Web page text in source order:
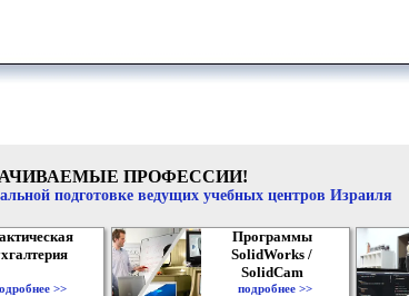
ПРОФЕССИИ!
подготовке ведущих учебных центров Израиля
>>
Программы
SolidWorks /
SolidCam
подробнее >>